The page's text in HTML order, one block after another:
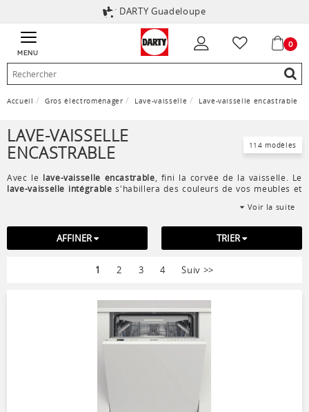
DARTY Guadeloupe
MENU
0
Accueil Gros électroménager Lave-vaisselle Lave-vaisselle encastrable
LAVE-VAISSELLE
ENCASTRABLE 114 modèles
Avec le lave-vaisselle encastrable, fini la corvée de la vaisselle. Le
lave-vaisselle intégrable s'habillera des couleurs de vos meubles et
ou lave-vaisselle familial, le nombre de couverts s'adaptera
Voir la suite
AFFINER TRIER
1 2 3 4 Suiv >>